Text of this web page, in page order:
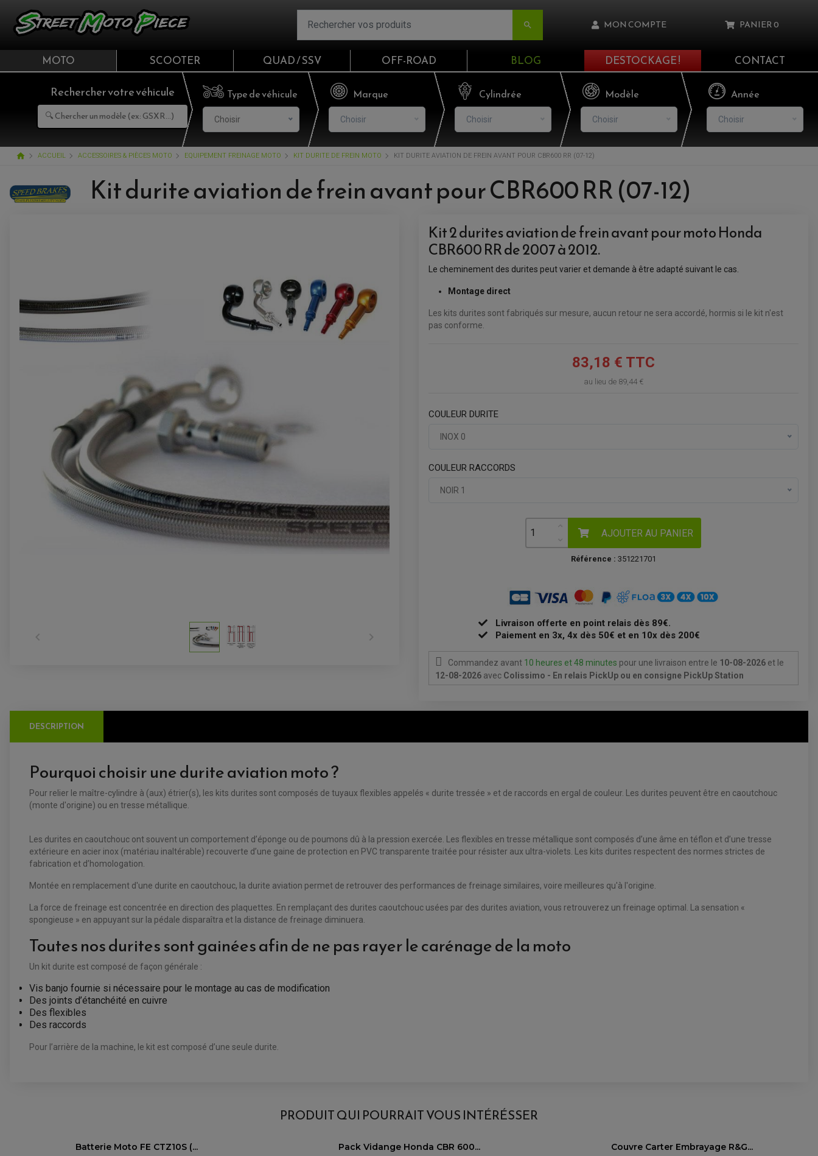
 MON COMPTE
Email
Mot de passe
CONNEXION
S'INSCRIRE
PANIER0
Il n'y a aucun produit dans votre panier
MOTO SCOOTER QUAD / SSV OFF-ROAD BLOG DESTOCKAGE ! CONTACT
Rechercher votre véhicule Type de véhicule
Choisir
Marque
Choisir
Cylindrée
Choisir
Modèle
Choisir
Année
Choisir
home ACCUEIL ACCESSOIRES & PIÈCES MOTO EQUIPEMENT FREINAGE MOTO KIT DURITE DE FREIN MOTO KIT DURITE AVIATION DE FREIN AVANT POUR CBR600 RR (07-12)
Kit durite aviation de frein avant pour CBR600 RR (07-12)
 
Kit 2 durites aviation de frein avant pour moto Honda
CBR600 RR de 2007 à 2012.
Le cheminement des durites peut varier et demande à être adapté suivant le cas.
Montage direct
Les kits durites sont fabriqués sur mesure, aucun retour ne sera accordé, hormis si le kit n'est
pas conforme.
83,18 € TTC
au lieu de 89,44 €
COULEUR DURITE
INOX 0
COULEUR RACCORDS
NOIR 1
AJOUTER AU PANIER
Référence : 351221701
Livraison offerte en point relais dès 89€.
Paiement en 3x, 4x dès 50€ et en 10x dès 200€
Commandez avant 10 heures et 48 minutes pour une livraison entre le 10-08-2026 et le
12-08-2026 avec Colissimo - En relais PickUp ou en consigne PickUp Station
DESCRIPTION
Pourquoi choisir une durite aviation moto ?
Pour relier le maître-cylindre à (aux) étrier(s), les kits durites sont composés de tuyaux flexibles appelés « durite tressée » et de raccords en ergal de couleur. Les durites peuvent être en caoutchouc
(monte d'origine) ou en tresse métallique.
Les durites en caoutchouc ont souvent un comportement d’éponge ou de poumons dû à la pression exercée. Les flexibles en tresse métallique sont composés d’une âme en téflon et d’une tresse
extérieure en acier inox (matériau inaltérable) recouverte d’une gaine de protection en PVC transparente traitée pour résister aux ultra-violets. Les kits durites respectent des normes strictes de
fabrication et d’homologation.
Montée en remplacement d'une durite en caoutchouc, la durite aviation permet de retrouver des performances de freinage similaires, voire meilleures qu'à l'origine.
La force de freinage est concentrée en direction des plaquettes. En remplaçant des durites caoutchouc usées par des durites aviation, vous retrouverez un freinage optimal. La sensation «
spongieuse » en appuyant sur la pédale disparaîtra et la distance de freinage diminuera.
Toutes nos durites sont gainées afin de ne pas rayer le carénage de la moto
Un kit durite est composé de façon générale :
Vis banjo fournie si nécessaire pour le montage au cas de modification
Des joints d’étanchéité en cuivre
Des flexibles
Des raccords
Pour l’arrière de la machine, le kit est composé d’une seule durite.
PRODUIT QUI POURRAIT VOUS INTÉRÉSSER
Batterie Moto FE CTZ10S (... Pack Vidange Honda CBR 600... Couvre Carter Embrayage R&G...